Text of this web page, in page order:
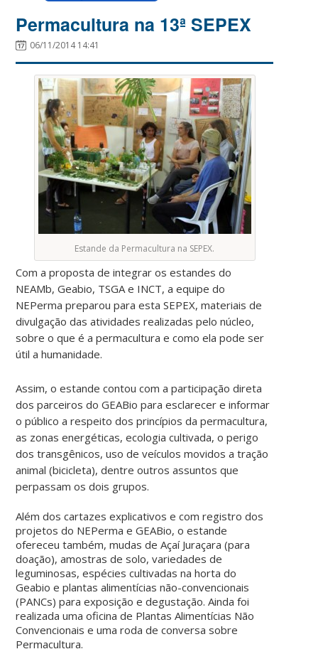
Permacultura na 13ª SEPEX
06/11/2014 14:41
Estande da Permacultura na SEPEX.
Com a proposta de integrar os estandes do
NEAMb, Geabio, TSGA e INCT, a equipe do
NEPerma preparou para esta SEPEX, materiais de
divulgação das atividades realizadas pelo núcleo,
sobre o que é a permacultura e como ela pode ser
útil a humanidade.
Assim, o estande contou com a participação direta
dos parceiros do GEABio para esclarecer e informar
o público a respeito dos princípios da permacultura,
as zonas energéticas, ecologia cultivada, o perigo
dos transgênicos, uso de veículos movidos a tração
animal (bicicleta), dentre outros assuntos que
perpassam os dois grupos.
Além dos cartazes explicativos e com registro dos
projetos do NEPerma e GEABio, o estande
ofereceu também, mudas de Açaí Juraçara (para
doação), amostras de solo, variedades de
leguminosas, espécies cultivadas na horta do
Geabio e plantas alimentícias não-convencionais
(PANCs) para exposição e degustação. Ainda foi
realizada uma oficina de Plantas Alimentícias Não
Convencionais e uma roda de conversa sobre
Permacultura.